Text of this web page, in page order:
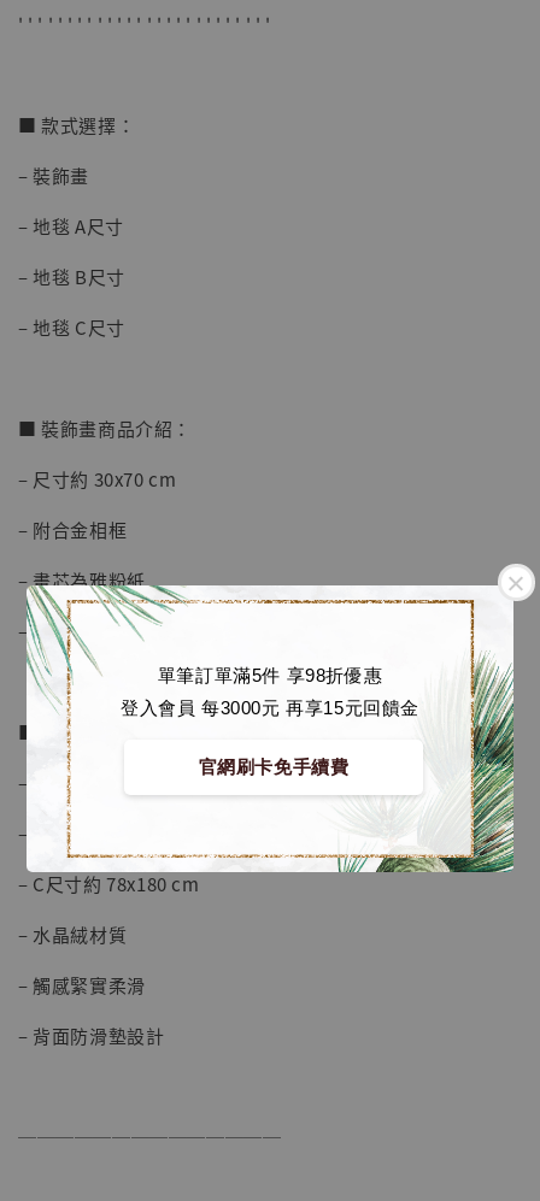
單筆訂單滿5件 享98折優惠
登入會員 每3000元 再享15元回饋金
官網刷卡免手續費
【店內現貨】海賊王 系列蒐藏雕像 布魯克達
摩 [7STARS Studio]
NT$ 1,500
NT$ 1,870
- +
加入購物車
' ' ' ' ' ' ' ' ' ' ' ' ' ' ' ' ' ' ' ' ' ' ' ' ' '
■ 款式選擇：
– 裝飾畫
– 地毯 A尺寸
– 地毯 B尺寸
– 地毯 C尺寸
■ 裝飾畫商品介紹：
– 尺寸約 30x70 cm
– 附合金相框
– 畫芯為雅粉紙
– 原裝油墨
■ 地毯商品介紹：
– A尺寸約 52x120 cm
– B尺寸約 65x150 cm
– C尺寸約 78x180 cm
– 水晶絨材質
– 觸感緊實柔滑
– 背面防滑墊設計
──────────────